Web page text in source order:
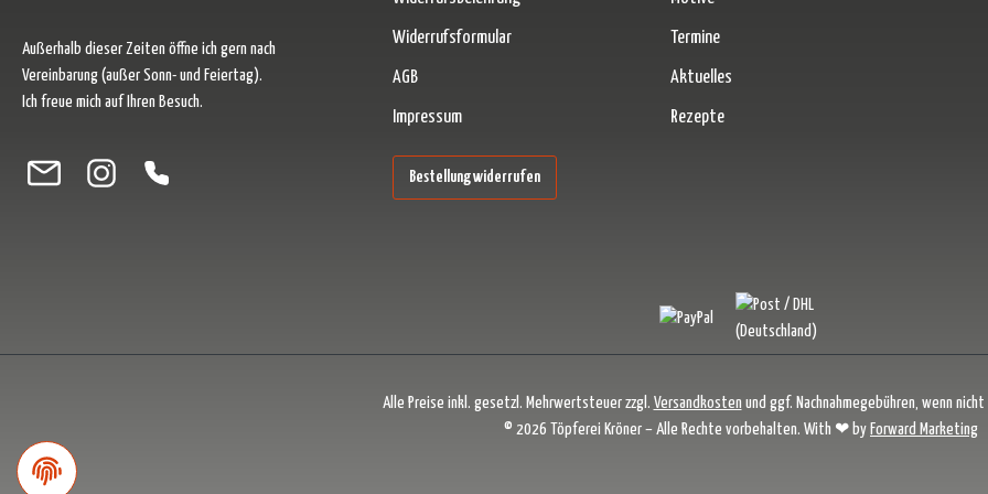
Außerhalb dieser Zeiten öffne ich gern nach
Vereinbarung (außer Sonn- und Feiertag).
Ich freue mich auf Ihren Besuch.
Besuche uns auf Facebook – öffnet in neuem Tab (externer Link)
Schau auf Instagram vorbei – öffnet in neuem Tab (externer Link)
Lass dich auf Pinterest inspirieren – öffnet in neuem Tab (externer Link)
Folge uns auf X – öffnet in neuem Tab (externer Link)
Widerrufsformular
AGB
Impressum
Bestellung widerrufen
Termine
Aktuelles
Rezepte
Alle Preise inkl. gesetzl. Mehrwertsteuer zzgl. Versandkosten und ggf. Nachnahmegebühren, wenn
© 2026 Töpferei Kröner – Alle Rechte vorbehalten. With ❤ by Forward Marketing